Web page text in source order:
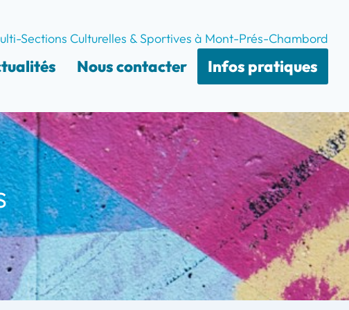
Sections Culturelles & Sportives à Mont-Prés-Chambord
Nous contacter Infos pratiques